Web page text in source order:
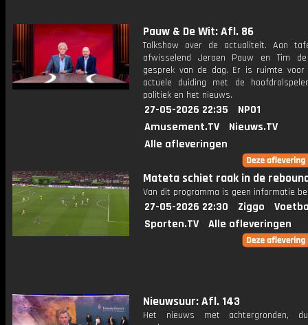
Pauw & De Wit: Afl. 86
Talkshow over de actualiteit. Aan
afwisselend Jeroen Pauw en Tim
gesprek van de dag. Er is ruimte
actuele duiding met de
politiek en het nieuws.
27-05-2026 22:35
NPO1
Amusement.TV
Nieuws.TV
Alle afleveringen
Mateta schiet raak in de
Van dit programma is geen informatie
27-05-2026 22:30 Ziggo
Sporten.TV
Alle afleveringen
Nieuwsuur: Afl. 143
Het nieuws met achtergronden,